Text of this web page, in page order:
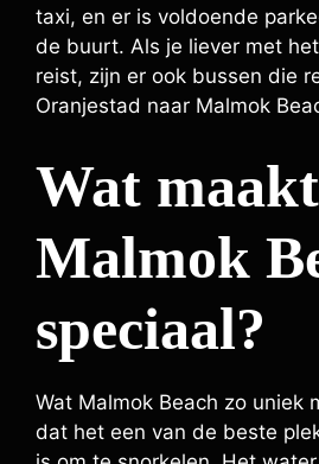
taxi, en er is voldoende
de buurt. Als je liever met
reist, zijn er ook bussen die
Oranjestad naar Malmok
Wat maakt
Malmok
speciaal?
Wat Malmok Beach zo uniek
dat het een van de beste